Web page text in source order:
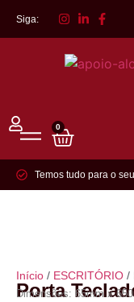
Siga:
0
Temos tudo para o
Início / ESCRITÓRIO /
Porta
Dimensões: 65mm x